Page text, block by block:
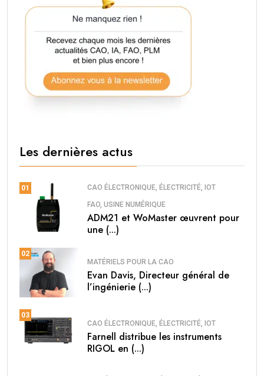
Les dernières actus
01 CAO ÉLECTRONIQUE, ÉLECTRICITÉ, IOT
FAO, USINE NUMÉRIQUE
ADM21 et WoMaster œuvrent pour
une (...)
02
MATÉRIELS POUR LA CAO
Evan Davis, Directeur général de
l’ingénierie (...)
03
CAO ÉLECTRONIQUE, ÉLECTRICITÉ, IOT
Farnell distribue les instruments
RIGOL en (...)